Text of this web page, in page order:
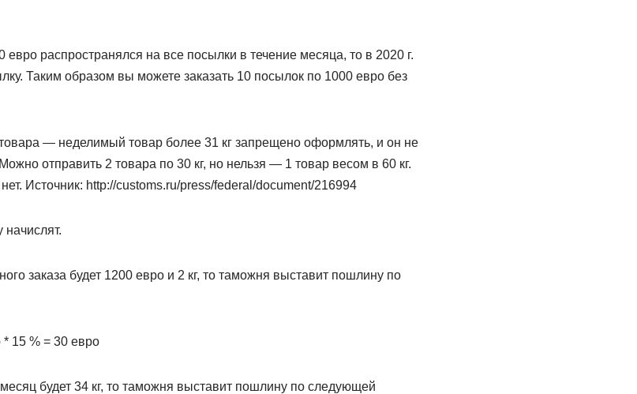
евро распространялся на все посылки в течение месяца, то в 2020 г.
Таким образом вы можете заказать 10 посылок по 1000 евро без
— неделимый товар более 31 кг запрещено оформлять, и он не
отправить 2 товара по 30 кг, но нельзя — 1 товар весом в 60 кг.
Источник: http://customs.ru/press/federal/document/216994
заказа будет 1200 евро и 2 кг, то таможня выставит пошлину по
15 % = 30 евро
будет 34 кг, то таможня выставит пошлину по следующей